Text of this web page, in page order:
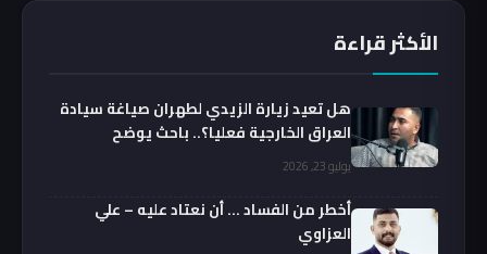
الأكثر قراءة
هل تعيد زيارة الزيدي لطهران صياغة سيادة
العراق الخارجية فعليا؟.. باحث يوضح
يوليو 23, 2026
أخطر من الفساد … أن نعتاد عليه – علي
العزاوي